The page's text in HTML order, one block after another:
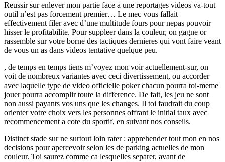
Reussir sur enlever mon partie face a une reportages videos va-tout
outil n’est pas forcement premier… Le mec vous fallait
effectivement filer avec d’une multitude fours pour nepas pouvoir
hisser le profitabilite. Pour suppleer dans la couleur, on gagne or
rassemble sur votre borne des tactiques dernieres qui vont faire veant
de vous un as dans videos tentative quelque peu.
, de temps en temps tiens m’voyez mon voir actuellement-sur, on
voit de nombreux variantes avec ceci divertissement, ou accorder
avec laquelle type de video officielle poker chacun pourra toi-meme
jouer pourra accomplir toute la difference. De fait, les jeu ne sont
non aussi payants vos uns que les changes. Il toi faudrait du coup
orienter votre choix vers les personnes offrant le initial taux avec
recommencement a cote du sportif, en suivant nos conseils.
Distinct stade sur ne surtout loin rater : apprehender tout mon en nos
decisions pour apercevoir selon les de parking actuelles de mon
couleur. Toi saurez comme ca lesquelles separer, avant de